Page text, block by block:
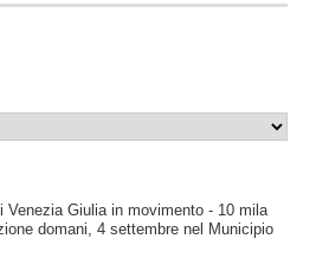
Venezia Giulia in movimento - 10 mila
domani, 4 settembre nel Municipio